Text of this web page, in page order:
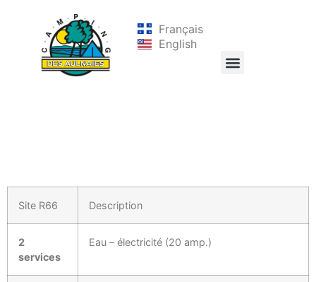
Français
English
Site R66 Description
2
services
Eau – électricité (20 amp.)